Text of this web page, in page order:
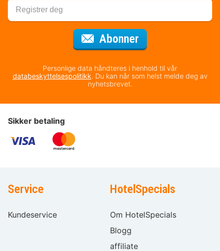
Abonner
Personlige data håndteres i henhold til vår
databeskyttelsespolitikk. Du kan når som helst melde deg av
nyhetsbrevet.
Sikker betaling
Service
Kundeservice
HotelSpecials
Om HotelSpecials
Blogg
affiliate